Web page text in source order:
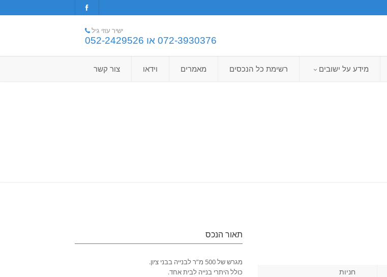
ישיר עוזי גיל
072-3930376 או 052-2429526
מידע על ישובים רשימת כל הנכסים מאמרים וידאו צור קשר
חניות
תאור הנכס
מגרש של 500 מ”ר לבנייה בבני ציון.
כולל היתרי בנייה לבית אחד.